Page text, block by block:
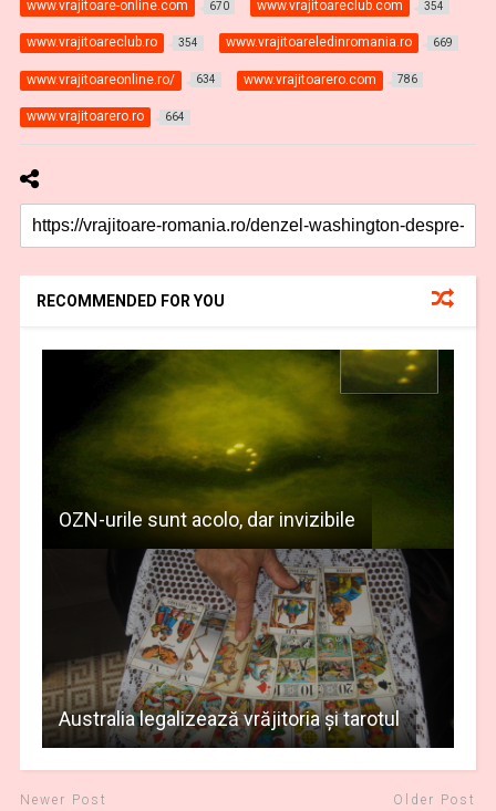
www.vrajitoare-online.com 670 www.vrajitoareclub.com 354
www.vrajitoareclub.ro 354 www.vrajitoareledinromania.ro 669
www.vrajitoareonline.ro/ 634 www.vrajitoarero.com 786
www.vrajitoarero.ro 664
RECOMMENDED FOR YOU
OZN-urile sunt acolo, dar invizibile
Australia legalizează vrăjitoria şi tarotul
Newer Post Older Post